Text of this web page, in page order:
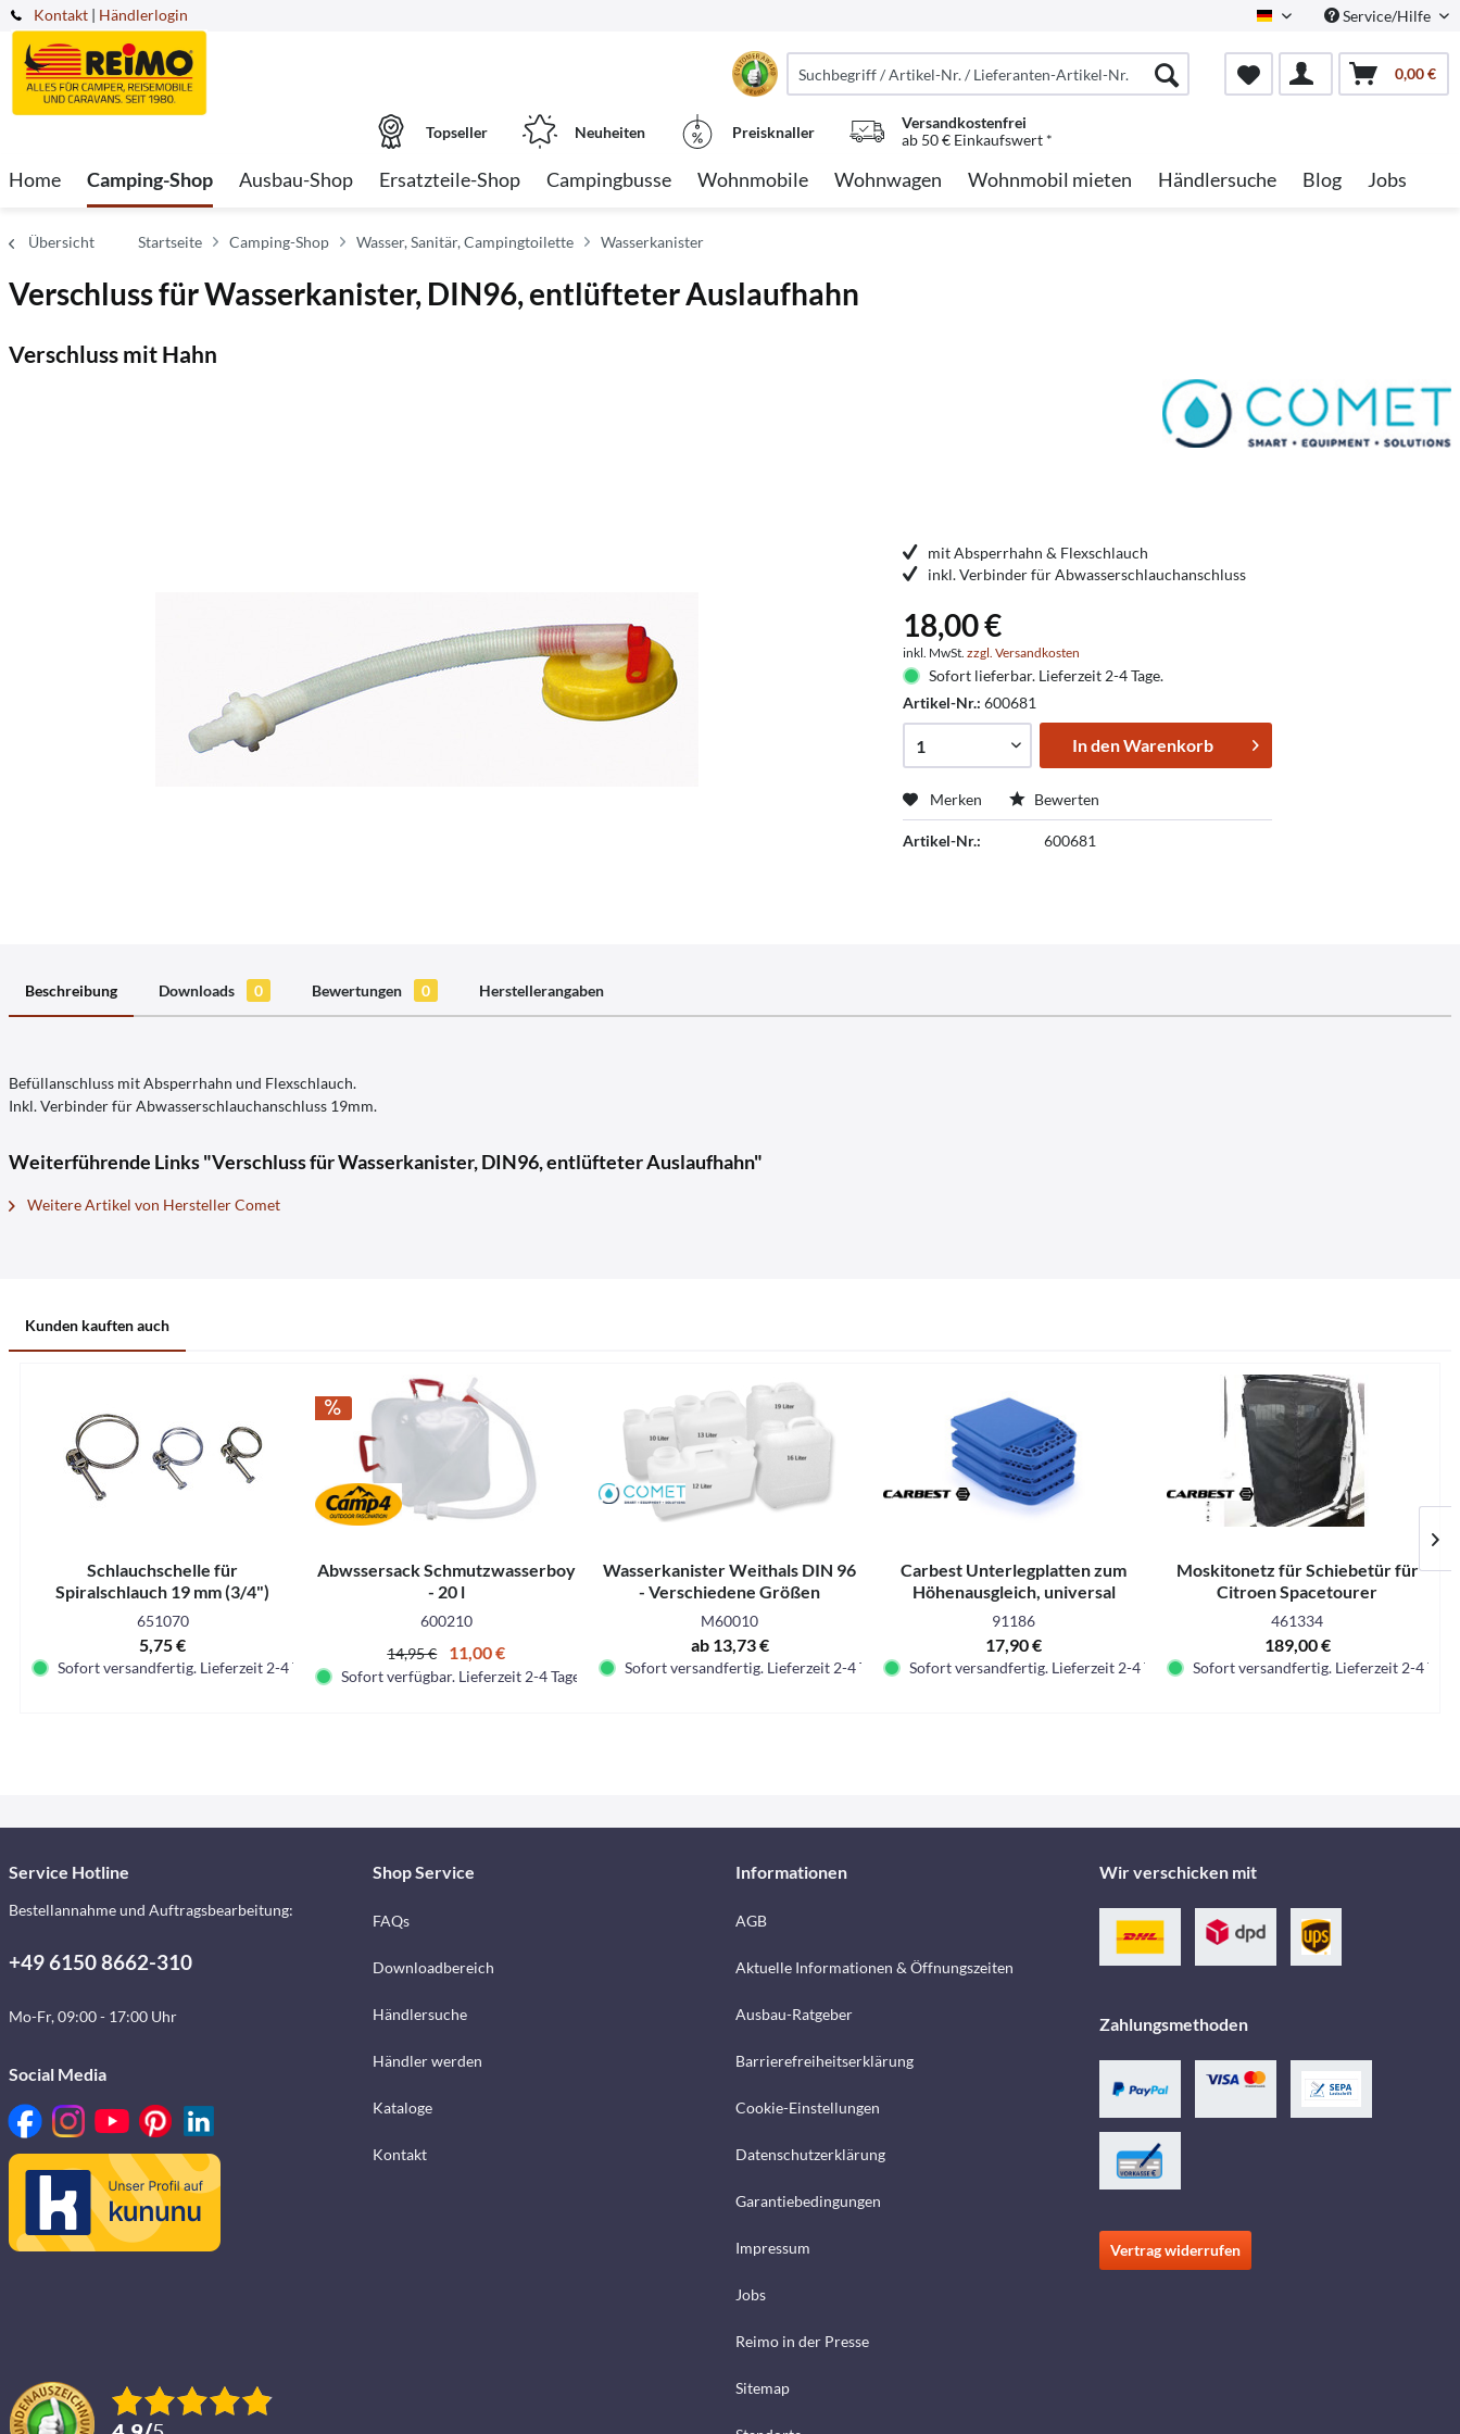
Kontakt German Service/Hilfe
| Händlerlogin
0,00 €
Topseller Neuheiten Preisknaller
Versandkostenfrei
ab 50 € Einkaufswert *
Home Camping-Shop Ausbau-Shop Ersatzteile-Shop Campingbusse Wohnmobile Wohnwagen Wohnmobil mieten Händlersuche Blog Jobs
Übersicht Startseite Camping-Shop Wasser, Sanitär, Campingtoilette Wasserkanister
Verschluss für Wasserkanister, DIN96, entlüfteter Auslaufhahn
Verschluss mit Hahn
mit Absperrhahn & Flexschlauch
inkl. Verbinder für Abwasserschlauchanschluss
18,00 €
inkl. MwSt.zzgl. Versandkosten
Sofort lieferbar. Lieferzeit 2-4 Tage.
Artikel-Nr.:600681
In denWarenkorb
Merken Bewerten
Artikel-Nr.: 600681
Beschreibung Downloads 0 Bewertungen 0 Herstellerangaben
Befüllanschluss mit Absperrhahn und Flexschlauch.
Inkl. Verbinder für Abwasserschlauchanschluss 19mm.
Weiterführende Links "Verschluss für Wasserkanister, DIN96, entlüfteter Auslaufhahn"
Weitere Artikel von Hersteller Comet
Kunden kauften auch
Schlauchschelle für
Spiralschlauch 19 mm (3/4")
651070
5,75 €
Sofort versandfertig. Lieferzeit 2-4 Tage.
Abwssersack Schmutzwasserboy
- 20 l
600210
14,95 €
11,00 €
Sofort verfügbar. Lieferzeit 2-4 Tage.
Wasserkanister Weithals DIN 96
- Verschiedene Größen
M60010
ab 13,73 €
Sofort versandfertig. Lieferzeit 2-4 Tage.
Carbest Unterlegplatten zum
Höhenausgleich, universal
91186
17,90 €
Sofort versandfertig. Lieferzeit 2-4 Tage.
Moskitonetz für Schiebetür für
Citroen Spacetourer
461334
189,00 €
Sofort versandfertig. Lieferzeit 2-4 Tage.
Service Hotline
Bestellannahme und Auftragsbearbeitung:
+49 6150 8662-310
Mo-Fr, 09:00 - 17:00 Uhr
Social Media
Shop Service
FAQs
Downloadbereich
Händlersuche
Händler werden
Kataloge
Kontakt
Informationen
AGB
Aktuelle Informationen & Öffnungszeiten
Ausbau-Ratgeber
Barrierefreiheitserklärung
Cookie-Einstellungen
Datenschutzerklärung
Garantiebedingungen
Impressum
Jobs
Reimo in der Presse
Sitemap
Wir verschicken mit
Zahlungsmethoden
Vertrag widerrufen